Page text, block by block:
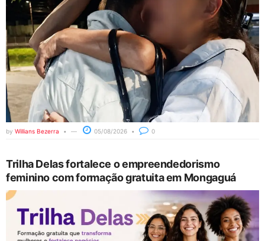
by Willians Bezerra 05/08/2026 0
Trilha Delas fortalece o empreendedorismo
feminino com formação gratuita em Mongaguá